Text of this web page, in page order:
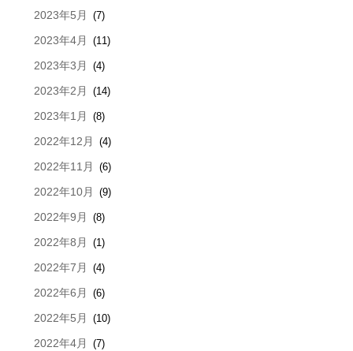
2023年5月 (7)
2023年4月 (11)
2023年3月 (4)
2023年2月 (14)
2023年1月 (8)
2022年12月 (4)
2022年11月 (6)
2022年10月 (9)
2022年9月 (8)
2022年8月 (1)
2022年7月 (4)
2022年6月 (6)
2022年5月 (10)
2022年4月 (7)